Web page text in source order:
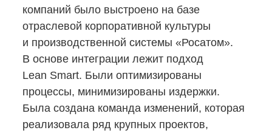
компаний было выстроено на базе
отраслевой корпоративной культуры
и производственной системы «Росатом».
В основе интеграции лежит подход
Lean Smart. Были оптимизированы
процессы, минимизированы издержки.
Была создана команда изменений, которая
реализовала ряд крупных проектов,